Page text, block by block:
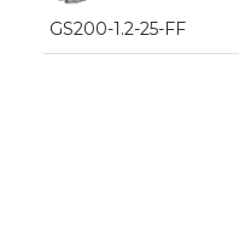
GS200-1.2-25-FF